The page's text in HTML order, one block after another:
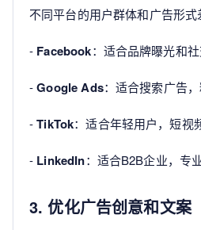
不同平台的用户群体和广告形式
- Facebook：适合品牌曝光和
-Google Ads：适合搜索广告，
-TikTok：适合年轻用户，短视
- LinkedIn：适合B2B企业，专
3. 优化广告创意和文案